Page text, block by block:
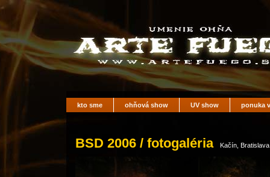
kto sme ohňová show UV show ponuka
BSD 2006 / fotogaléria Kačín,